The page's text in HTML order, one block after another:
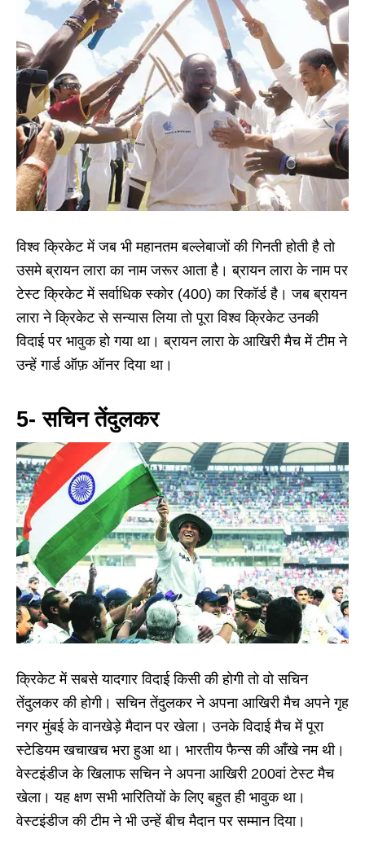
विश्व क्रिकेट में जब भी महानतम बल्लेबाजों की गिनती होती है तो
उसमे ब्रायन लारा का नाम जरूर आता है। ब्रायन लारा के नाम पर
टेस्ट क्रिकेट में सर्वाधिक स्कोर (400) का रिकॉर्ड है। जब ब्रायन
लारा ने क्रिकेट से सन्यास लिया तो पूरा विश्व क्रिकेट उनकी
विदाई पर भावुक हो गया था। ब्रायन लारा के आखिरी मैच में टीम ने
उन्हें गार्ड ऑफ़ ऑनर दिया था।
5- सचिन तेंदुलकर
क्रिकेट में सबसे यादगार विदाई किसी की होगी तो वो सचिन
तेंदुलकर की होगी। सचिन तेंदुलकर ने अपना आखिरी मैच अपने गृह
नगर मुंबई के वानखेड़े मैदान पर खेला। उनके विदाई मैच में पूरा
स्टेडियम खचाखच भरा हुआ था। भारतीय फैन्स की आँखे नम थी।
वेस्टइंडीज के खिलाफ सचिन ने अपना आखिरी 200वां टेस्ट मैच
खेला। यह क्षण सभी भारितियों के लिए बहुत ही भावुक था।
वेस्टइंडीज की टीम ने भी उन्हें बीच मैदान पर सम्मान दिया।